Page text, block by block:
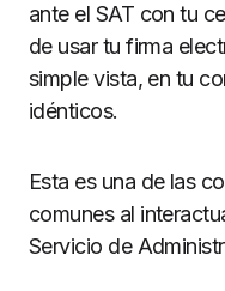
ante el SAT con tu
de usar tu firma
simple vista, en tu
idénticos.
Esta es una de las
comunes al
Servicio de